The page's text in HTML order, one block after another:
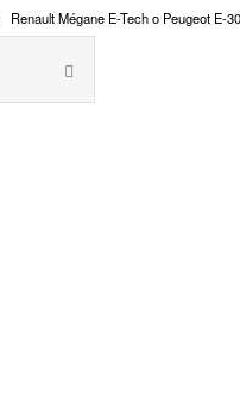
Renault Mégane E-Tech o Peugeot E-